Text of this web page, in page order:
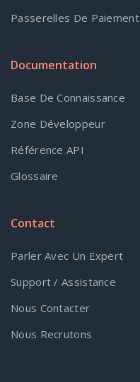
Passerelles De Paiement
Documentation
Base De Connaissance
Zone Développeur
Référence API
Glossaire
Contact
Parler Avec Un Expert
Support / Assistance
Nous Contacter
Nous Recrutons